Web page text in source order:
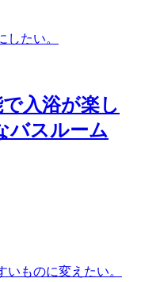
たい。
入浴が楽し
バスルーム
ものに変えたい。